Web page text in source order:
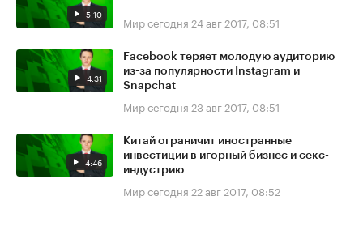
5:10 Мир сегодня 24 авг 2017, 08:51
4:31
Facebook теряет молодую аудиторию
из-за популярности Instagram и
Snapchat
Мир сегодня 23 авг 2017, 08:51
4:46
Китай ограничит иностранные
инвестиции в игорный бизнес и секс-
индустрию
Мир сегодня 22 авг 2017, 08:52